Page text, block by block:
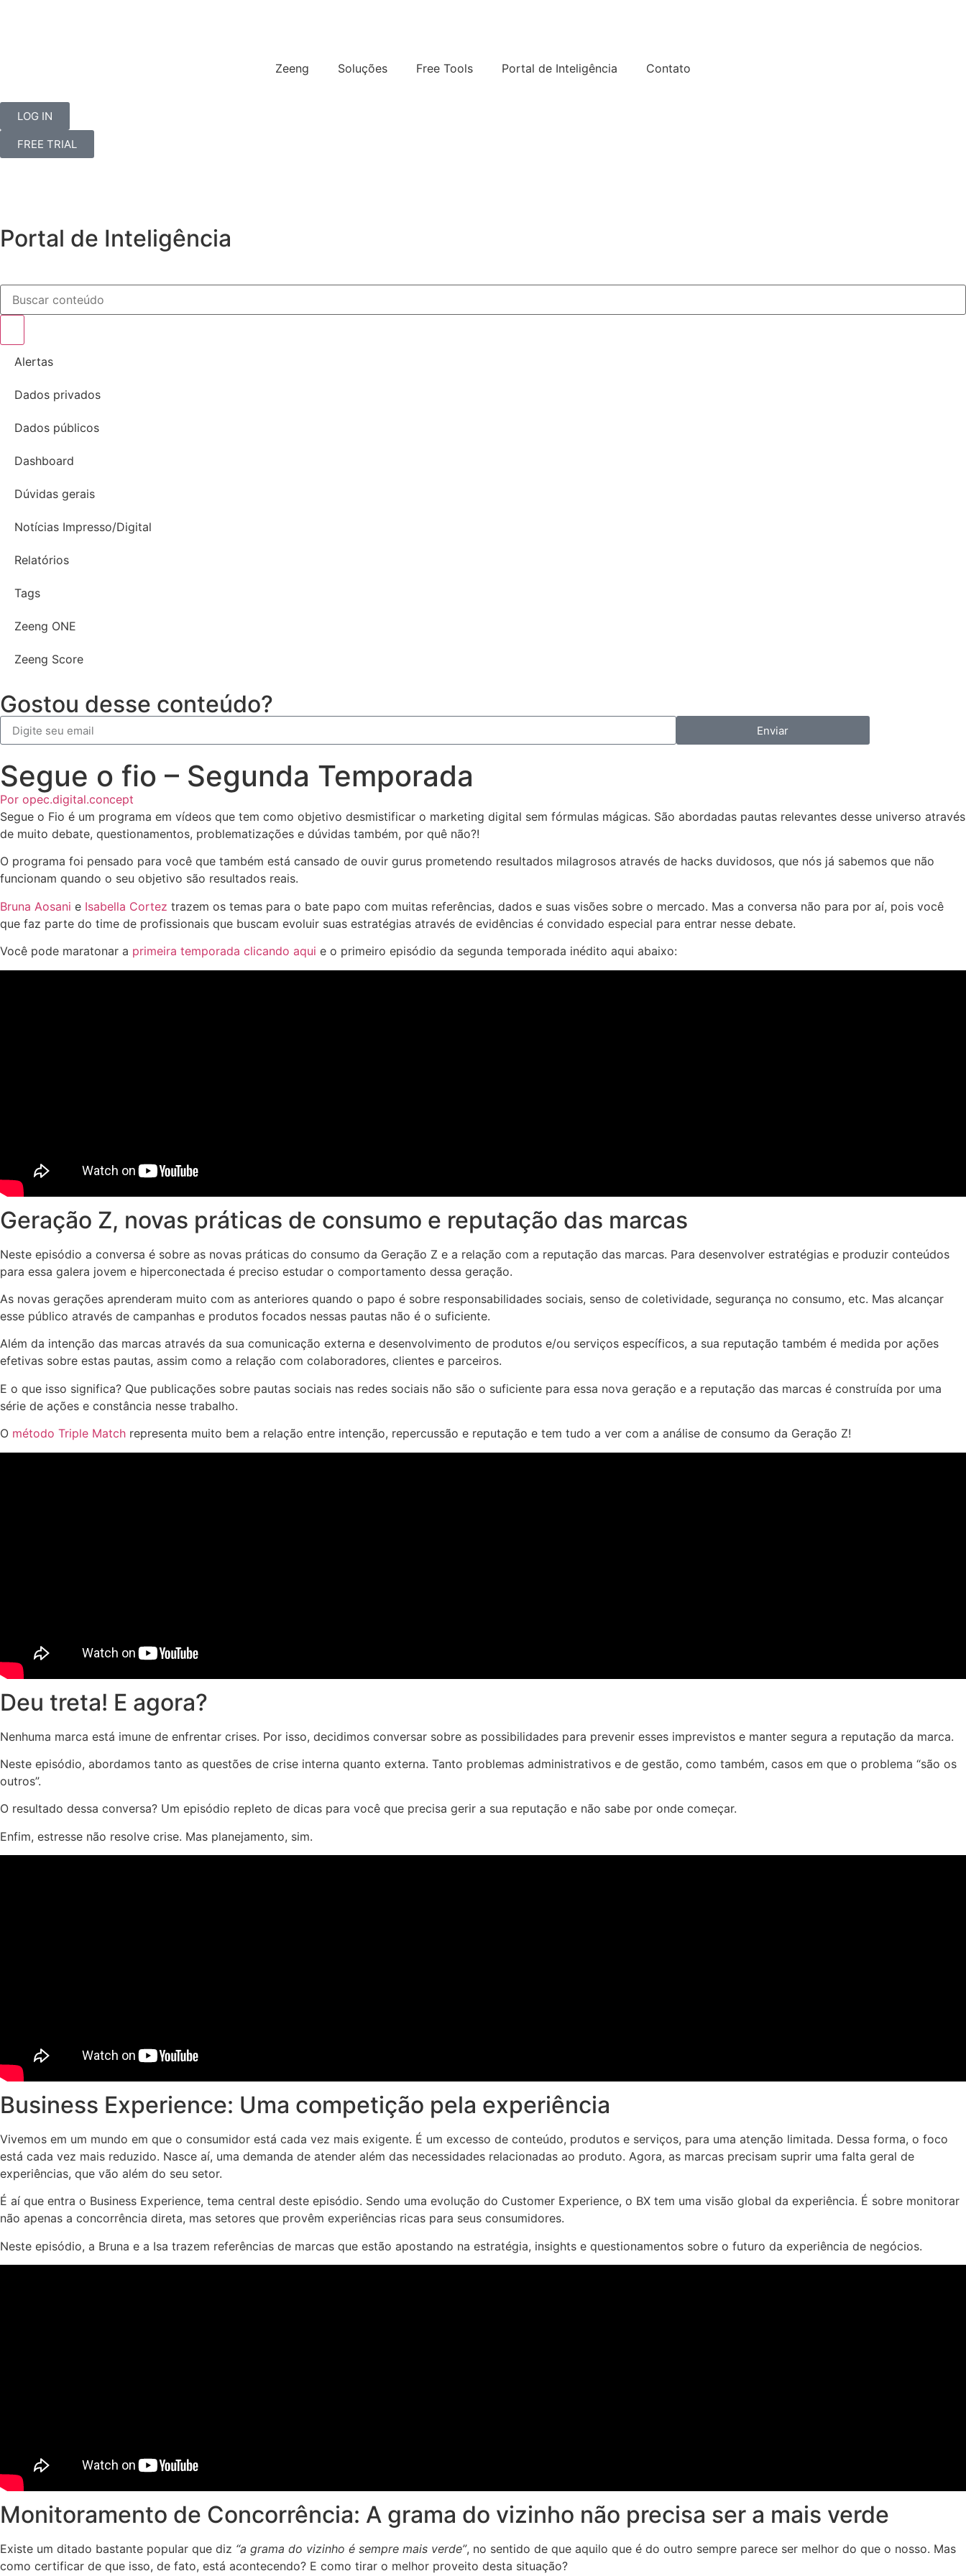
Zeeng Soluções Free Tools Portal de Inteligência Contato
LOG IN
FREE TRIAL
Portal de Inteligência
Alertas
Dados privados
Dados públicos
Dashboard
Dúvidas gerais
Notícias Impresso/Digital
Relatórios
Tags
Zeeng ONE
Zeeng Score
Gostou desse conteúdo?
Enviar
Segue o fio – Segunda Temporada
Por opec.digital.concept
Segue o Fio é um programa em vídeos que tem como objetivo desmistificar o marketing digital sem fórmulas mágicas. São abordadas pautas relevantes desse universo através
de muito debate, questionamentos, problematizações e dúvidas também, por quê não?!
O programa foi pensado para você que também está cansado de ouvir gurus prometendo resultados milagrosos através de hacks duvidosos, que nós já sabemos que não
funcionam quando o seu objetivo são resultados reais.
Bruna Aosani e Isabella Cortez trazem os temas para o bate papo com muitas referências, dados e suas visões sobre o mercado. Mas a conversa não para por aí, pois você
que faz parte do time de profissionais que buscam evoluir suas estratégias através de evidências é convidado especial para entrar nesse debate.
Você pode maratonar a primeira temporada clicando aqui e o primeiro episódio da segunda temporada inédito aqui abaixo:
Geração Z, novas práticas de consumo e reputação das marcas
Neste episódio a conversa é sobre as novas práticas do consumo da Geração Z e a relação com a reputação das marcas. Para desenvolver estratégias e produzir conteúdos
para essa galera jovem e hiperconectada é preciso estudar o comportamento dessa geração.
As novas gerações aprenderam muito com as anteriores quando o papo é sobre responsabilidades sociais, senso de coletividade, segurança no consumo, etc. Mas alcançar
esse público através de campanhas e produtos focados nessas pautas não é o suficiente.
Além da intenção das marcas através da sua comunicação externa e desenvolvimento de produtos e/ou serviços específicos, a sua reputação também é medida por ações
efetivas sobre estas pautas, assim como a relação com colaboradores, clientes e parceiros.
E o que isso significa? Que publicações sobre pautas sociais nas redes sociais não são o suficiente para essa nova geração e a reputação das marcas é construída por uma
série de ações e constância nesse trabalho.
O método Triple Match representa muito bem a relação entre intenção, repercussão e reputação e tem tudo a ver com a análise de consumo da Geração Z!
Deu treta! E agora?
Nenhuma marca está imune de enfrentar crises. Por isso, decidimos conversar sobre as possibilidades para prevenir esses imprevistos e manter segura a reputação da marca.
Neste episódio, abordamos tanto as questões de crise interna quanto externa. Tanto problemas administrativos e de gestão, como também, casos em que o problema “são os
outros”.
O resultado dessa conversa? Um episódio repleto de dicas para você que precisa gerir a sua reputação e não sabe por onde começar.
Enfim, estresse não resolve crise. Mas planejamento, sim.
Business Experience: Uma competição pela experiência
Vivemos em um mundo em que o consumidor está cada vez mais exigente. É um excesso de conteúdo, produtos e serviços, para uma atenção limitada. Dessa forma, o foco
está cada vez mais reduzido. Nasce aí, uma demanda de atender além das necessidades relacionadas ao produto. Agora, as marcas precisam suprir uma falta geral de
experiências, que vão além do seu setor.
É aí que entra o Business Experience, tema central deste episódio. Sendo uma evolução do Customer Experience, o BX tem uma visão global da experiência. É sobre monitorar
não apenas a concorrência direta, mas setores que provêm experiências ricas para seus consumidores.
Neste episódio, a Bruna e a Isa trazem referências de marcas que estão apostando na estratégia, insights e questionamentos sobre o futuro da experiência de negócios.
Monitoramento de Concorrência: A grama do vizinho não precisa ser a mais verde
Existe um ditado bastante popular que diz “a grama do vizinho é sempre mais verde”, no sentido de que aquilo que é do outro sempre parece ser melhor do que o nosso. Mas
como certificar de que isso, de fato, está acontecendo? E como tirar o melhor proveito desta situação?